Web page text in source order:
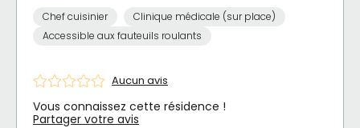
Chef cuisinier
Clinique médicale (sur place)
Accessible aux fauteuils roulants
Aucun avis
Vous connaissez cette résidence !
Partager votre avis